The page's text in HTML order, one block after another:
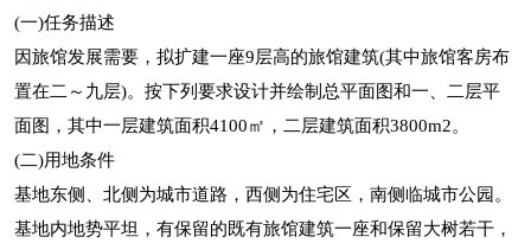
(一)任务描述
因旅馆发展需要，拟扩建一座9层高的旅馆建筑(其中旅馆客房布
置在二～九层)。按下列要求设计并绘制总平面图和一、二层平
面图，其中一层建筑面积4100㎡，二层建筑面积3800m2。
(二)用地条件
基地东侧、北侧为城市道路，西侧为住宅区，南侧临城市公园。
基地内地势平坦，有保留的既有旅馆建筑一座和保留大树若干，